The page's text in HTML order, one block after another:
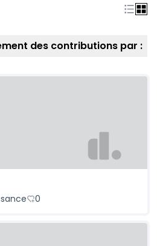
des contributions par :
0